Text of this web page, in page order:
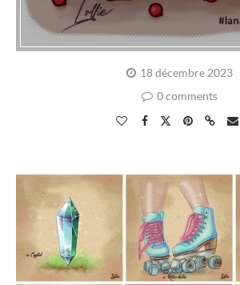
18 décembre 2023
0 comments